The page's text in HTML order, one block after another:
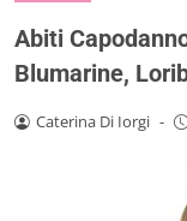
Abiti
Blumarine,
Caterina Di Iorgi -